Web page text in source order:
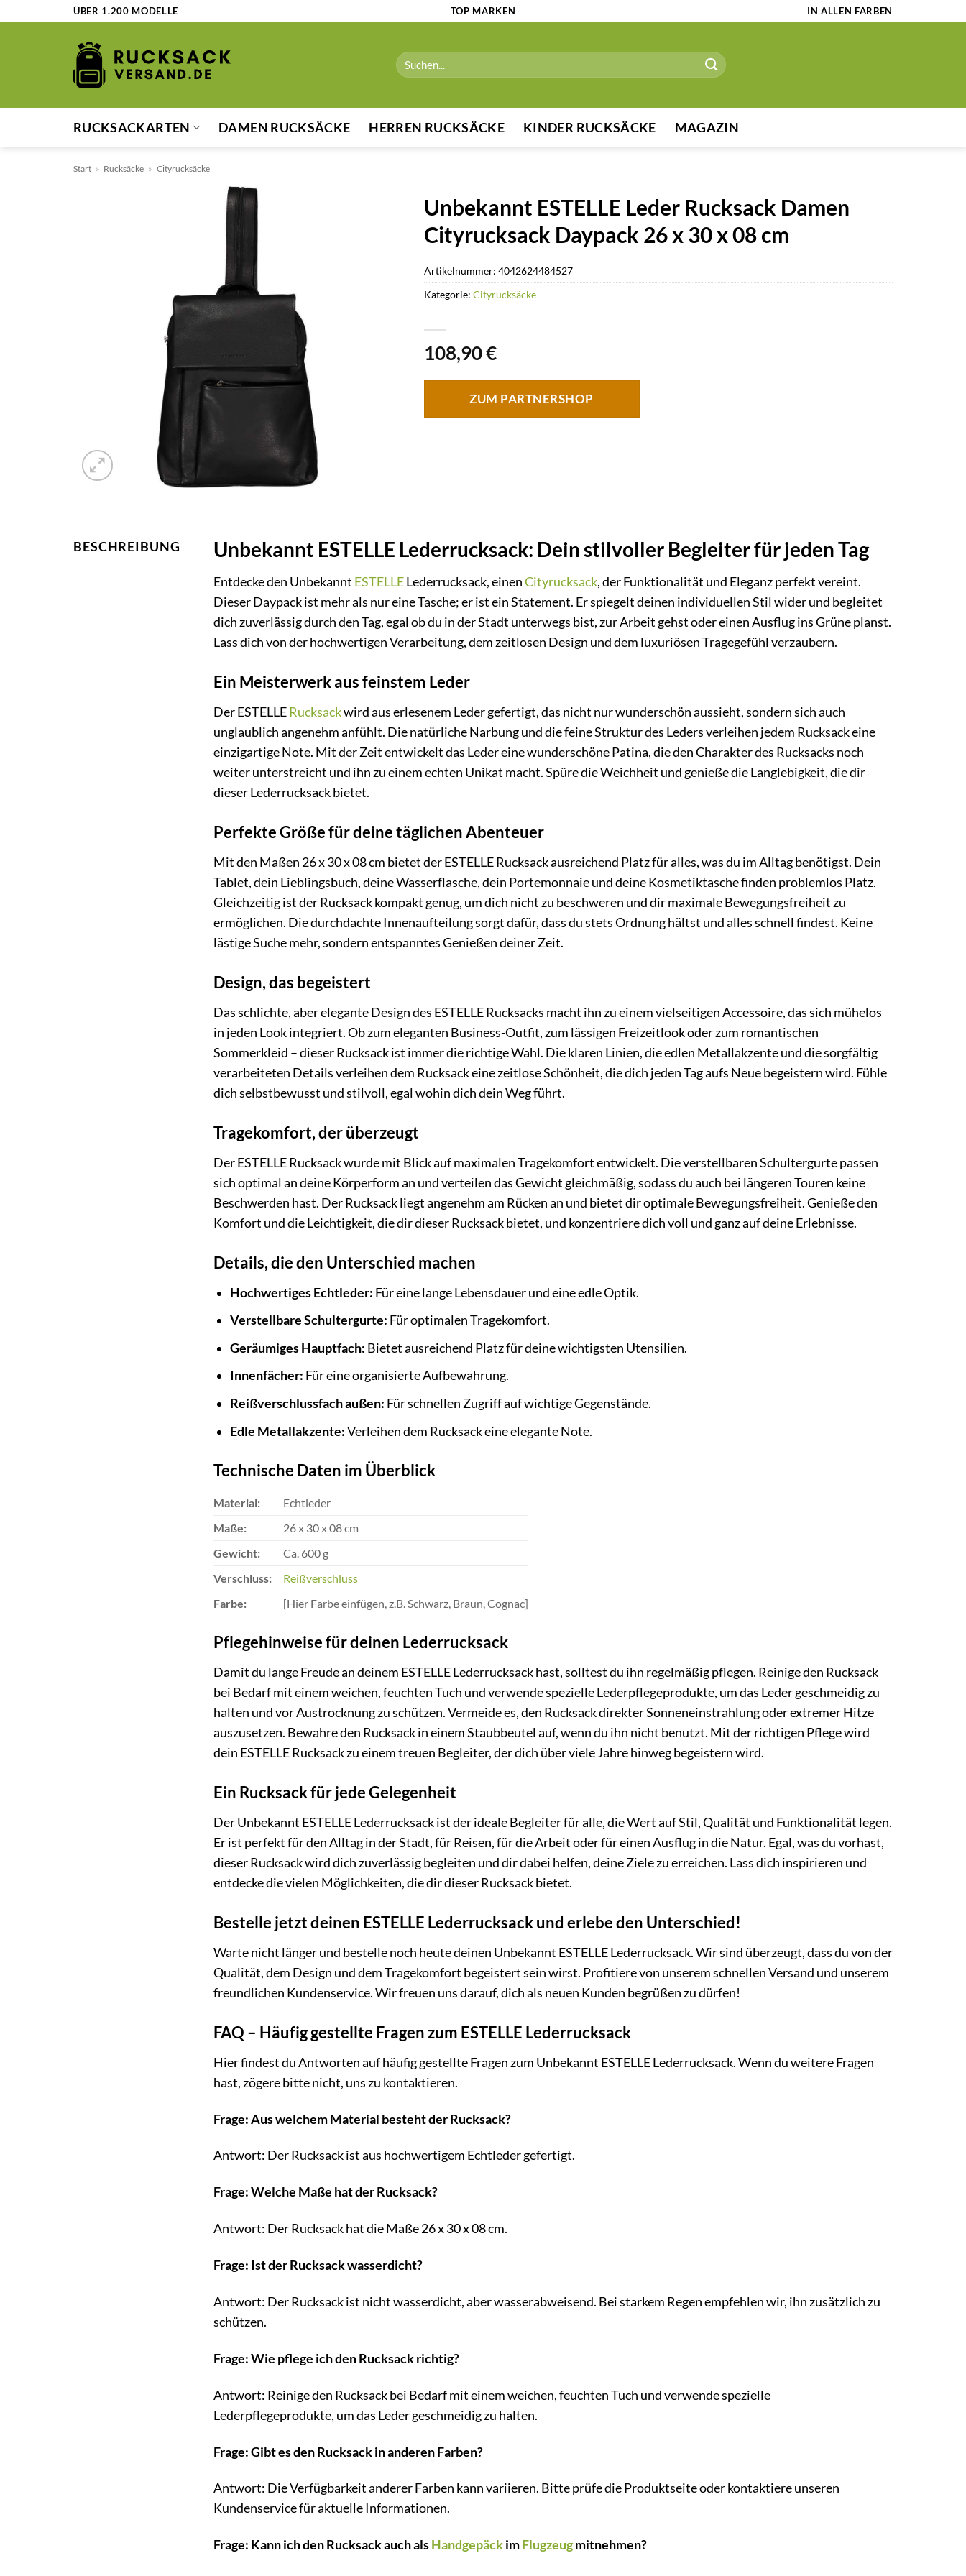
ÜBER 1.200 MODELLE TOP MARKEN IN ALLEN FARBEN
Suchen
nach:
RUCKSACKARTEN DAMEN RUCKSÄCKE HERREN RUCKSÄCKE KINDER RUCKSÄCKE MAGAZIN
Start » Rucksäcke » Cityrucksäcke
Unbekannt ESTELLE Leder Rucksack Damen
Cityrucksack Daypack 26 x 30 x 08 cm
108,90€
ZUM PARTNERSHOP
Artikelnummer: 4042624484527
Kategorie: Cityrucksäcke
BESCHREIBUNG Unbekannt ESTELLE Lederrucksack: Dein stilvoller Begleiter für jeden Tag
Entdecke den Unbekannt ESTELLELederrucksack, einenCityrucksack, der Funktionalität und Eleganz perfekt vereint.
Dieser Daypack ist mehr als nur eine Tasche; er ist ein Statement. Er spiegelt deinen individuellen Stil wider und begleitet
dich zuverlässig durch den Tag, egal ob du in der Stadt unterwegs bist, zur Arbeit gehst oder einen Ausflug ins Grüne planst.
Lass dich von der hochwertigen Verarbeitung, dem zeitlosen Design und dem luxuriösen Tragegefühl verzaubern.
Ein Meisterwerk aus feinstem Leder
Der ESTELLERucksackwird aus erlesenem Leder gefertigt, das nicht nur wunderschön aussieht, sondern sich auch
unglaublich angenehm anfühlt. Die natürliche Narbung und die feine Struktur des Leders verleihen jedem Rucksack eine
einzigartige Note. Mit der Zeit entwickelt das Leder eine wunderschöne Patina, die den Charakter des Rucksacks noch
weiter unterstreicht und ihn zu einem echten Unikat macht. Spüre die Weichheit und genieße die Langlebigkeit, die dir
dieser Lederrucksack bietet.
Perfekte Größe für deine täglichen Abenteuer
Mit den Maßen 26 x 30 x 08 cm bietet der ESTELLE Rucksack ausreichend Platz für alles, was du im Alltag benötigst. Dein
Tablet, dein Lieblingsbuch, deine Wasserflasche, dein Portemonnaie und deine Kosmetiktasche finden problemlos Platz.
Gleichzeitig ist der Rucksack kompakt genug, um dich nicht zu beschweren und dir maximale Bewegungsfreiheit zu
ermöglichen. Die durchdachte Innenaufteilung sorgt dafür, dass du stets Ordnung hältst und alles schnell findest. Keine
lästige Suche mehr, sondern entspanntes Genießen deiner Zeit.
Design, das begeistert
Das schlichte, aber elegante Design des ESTELLE Rucksacks macht ihn zu einem vielseitigen Accessoire, das sich mühelos
in jeden Look integriert. Ob zum eleganten Business-Outfit, zum lässigen Freizeitlook oder zum romantischen
Sommerkleid – dieser Rucksack ist immer die richtige Wahl. Die klaren Linien, die edlen Metallakzente und die sorgfältig
verarbeiteten Details verleihen dem Rucksack eine zeitlose Schönheit, die dich jeden Tag aufs Neue begeistern wird. Fühle
dich selbstbewusst und stilvoll, egal wohin dich dein Weg führt.
Tragekomfort, der überzeugt
Der ESTELLE Rucksack wurde mit Blick auf maximalen Tragekomfort entwickelt. Die verstellbaren Schultergurte passen
sich optimal an deine Körperform an und verteilen das Gewicht gleichmäßig, sodass du auch bei längeren Touren keine
Beschwerden hast. Der Rucksack liegt angenehm am Rücken an und bietet dir optimale Bewegungsfreiheit. Genieße den
Komfort und die Leichtigkeit, die dir dieser Rucksack bietet, und konzentriere dich voll und ganz auf deine Erlebnisse.
Details, die den Unterschied machen
Hochwertiges Echtleder: Für eine lange Lebensdauer und eine edle Optik.
Verstellbare Schultergurte: Für optimalen Tragekomfort.
Geräumiges Hauptfach: Bietet ausreichend Platz für deine wichtigsten Utensilien.
Innenfächer: Für eine organisierte Aufbewahrung.
Reißverschlussfach außen: Für schnellen Zugriff auf wichtige Gegenstände.
Edle Metallakzente:Verleihen dem Rucksack eine elegante Note.
Technische Daten im Überblick
Material:
Echtleder
Maße:
26 x 30 x 08 cm
Gewicht:
Ca. 600 g
Verschluss:
Reißverschluss
Farbe:
[Hier Farbe einfügen, z.B. Schwarz, Braun, Cognac]
Pflegehinweise für deinen Lederrucksack
Damit du lange Freude an deinem ESTELLE Lederrucksack hast, solltest du ihn regelmäßig pflegen. Reinige den Rucksack
bei Bedarf mit einem weichen, feuchten Tuch und verwende spezielle Lederpflegeprodukte, um das Leder geschmeidig zu
halten und vor Austrocknung zu schützen. Vermeide es, den Rucksack direkter Sonneneinstrahlung oder extremer Hitze
auszusetzen. Bewahre den Rucksack in einem Staubbeutel auf, wenn du ihn nicht benutzt. Mit der richtigen Pflege wird
dein ESTELLE Rucksack zu einem treuen Begleiter, der dich über viele Jahre hinweg begeistern wird.
Ein Rucksack für jede Gelegenheit
Der Unbekannt ESTELLE Lederrucksack ist der ideale Begleiter für alle, die Wert auf Stil, Qualität und Funktionalität legen.
Er ist perfekt für den Alltag in der Stadt, für Reisen, für die Arbeit oder für einen Ausflug in die Natur. Egal, was du vorhast,
dieser Rucksack wird dich zuverlässig begleiten und dir dabei helfen, deine Ziele zu erreichen. Lass dich inspirieren und
entdecke die vielen Möglichkeiten, die dir dieser Rucksack bietet.
Bestelle jetzt deinen ESTELLE Lederrucksack und erlebe den Unterschied!
Warte nicht länger und bestelle noch heute deinen Unbekannt ESTELLE Lederrucksack. Wir sind überzeugt, dass du von der
Qualität, dem Design und dem Tragekomfort begeistert sein wirst. Profitiere von unserem schnellen Versand und unserem
freundlichen Kundenservice. Wir freuen uns darauf, dich als neuen Kunden begrüßen zu dürfen!
FAQ – Häufig gestellte Fragen zum ESTELLE Lederrucksack
Hier findest du Antworten auf häufig gestellte Fragen zum Unbekannt ESTELLE Lederrucksack. Wenn du weitere Fragen
hast, zögere bitte nicht, uns zu kontaktieren.
Frage: Aus welchem Material besteht der Rucksack?
Antwort: Der Rucksack ist aus hochwertigem Echtleder gefertigt.
Frage: Welche Maße hat der Rucksack?
Antwort: Der Rucksack hat die Maße 26 x 30 x 08 cm.
Frage: Ist der Rucksack wasserdicht?
Antwort: Der Rucksack ist nicht wasserdicht, aber wasserabweisend. Bei starkem Regen empfehlen wir, ihn zusätzlich zu
schützen.
Frage: Wie pflege ich den Rucksack richtig?
Antwort: Reinige den Rucksack bei Bedarf mit einem weichen, feuchten Tuch und verwende spezielle
Lederpflegeprodukte, um das Leder geschmeidig zu halten.
Frage: Gibt es den Rucksack in anderen Farben?
Antwort: Die Verfügbarkeit anderer Farben kann variieren. Bitte prüfe die Produktseite oder kontaktiere unseren
Kundenservice für aktuelle Informationen.
Frage: Kann ich den Rucksack auch alsHandgepäckimFlugzeugmitnehmen?